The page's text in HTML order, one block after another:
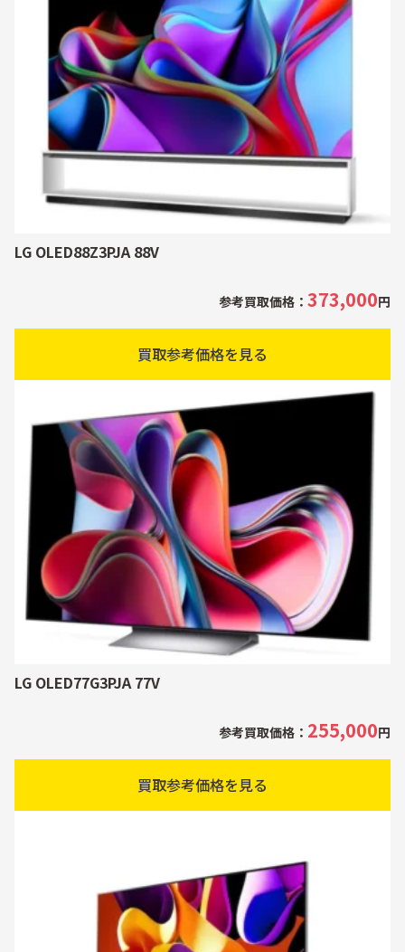
LG OLED88Z3PJA 88V
参考買取価格： 373,000円
買取参考価格を見る
LG OLED77G3PJA 77V
参考買取価格： 255,000円
買取参考価格を見る